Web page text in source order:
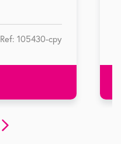
Ref: 105430-cpy